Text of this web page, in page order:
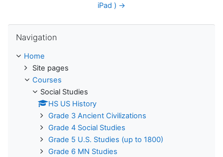
iPad ) →
Navigation
Home
Site pages
Courses
Social Studies
HS US History
Grade 3 Ancient Civilizations
Grade 4 Social Studies
Grade 5 U.S. Studies (up to 1800)
Grade 6 MN Studies